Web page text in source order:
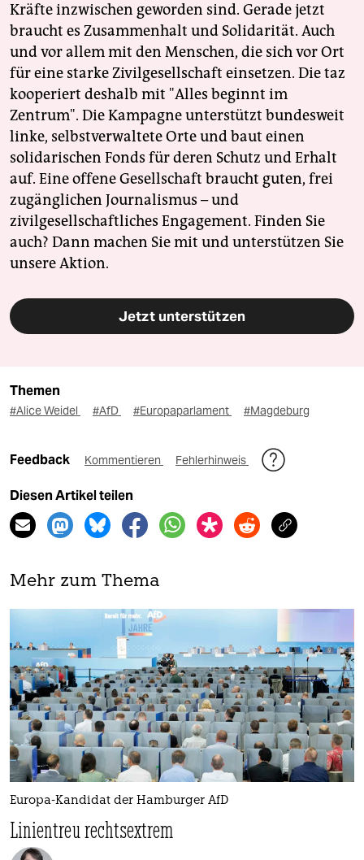
Kräfte inzwischen geworden sind. Gerade jetzt
braucht es Zusammenhalt und Solidarität. Auch
und vor allem mit den Menschen, die sich vor Ort
für eine starke Zivilgesellschaft einsetzen. Die taz
kooperiert deshalb mit "Alles beginnt im
Zentrum". Die Kampagne unterstützt bundesweit
linke, selbstverwaltete Orte und baut einen
solidarischen Fonds für deren Schutz und Erhalt
auf. Eine offene Gesellschaft braucht guten, frei
zugänglichen Journalismus – und
zivilgesellschaftliches Engagement. Finden Sie
auch? Dann machen Sie mit und unterstützen Sie
unsere Aktion.
Jetzt unterstützen
Themen
#Alice Weidel #AfD #Europaparlament #Magdeburg
Feedback Kommentieren Fehlerhinweis
Diesen Artikel teilen
Mehr zum Thema
Europa-Kandidat der Hamburger AfD
Linientreu rechtsextrem